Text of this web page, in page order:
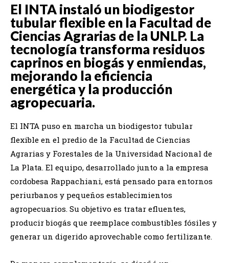
El INTA instaló un biodigestor
tubular flexible en la Facultad de
Ciencias Agrarias de la UNLP. La
tecnología transforma residuos
caprinos en biogás y enmiendas,
mejorando la eficiencia
energética y la producción
agropecuaria.
El INTA puso en marcha un biodigestor tubular
flexible en el predio de la Facultad de Ciencias
Agrarias y Forestales de la Universidad Nacional de
La Plata. El equipo, desarrollado junto a la empresa
cordobesa Rappachiani, está pensado para entornos
periurbanos y pequeños establecimientos
agropecuarios. Su objetivo es tratar efluentes,
producir biogás que reemplace combustibles fósiles y
generar un digerido aprovechable como fertilizante.